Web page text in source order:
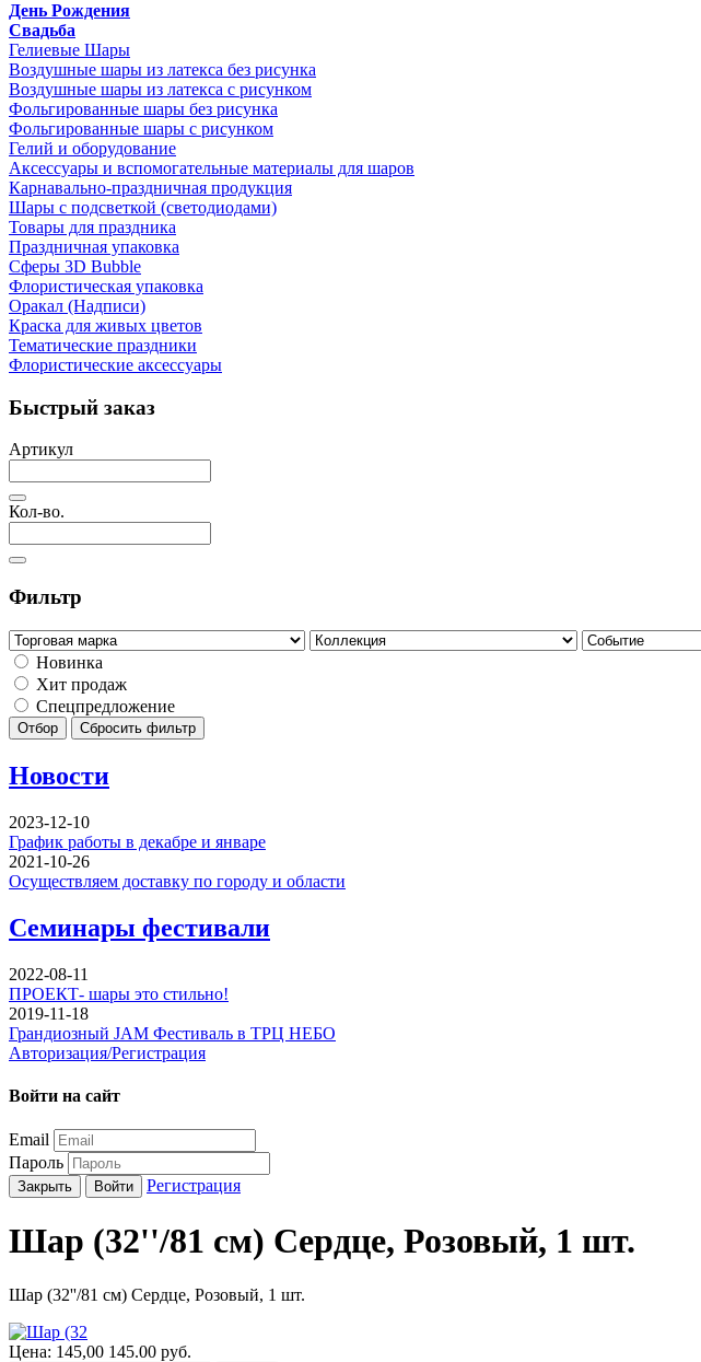
День Рождения
Свадьба
Гелиевые Шары
Воздушные шары из латекса без рисунка
Воздушные шары из латекса с рисунком
Фольгированные шары без рисунка
Фольгированные шары с рисунком
Гелий и оборудование
Аксессуары и вспомогательные материалы для шаров
Карнавально-праздничная продукция
Шары с подсветкой (светодиодами)
Товары для праздника
Праздничная упаковка
Сферы 3D Bubble
Флористическая упаковка
Оракал (Надписи)
Краска для живых цветов
Тематические праздники
Флористические аксессуары
Быстрый заказ
Артикул
Кол-во.
Фильтр
Новинка
Хит продаж
Спецпредложение
Отбор Сбросить фильтр
Новости
2023-12-10
График работы в декабре и январе
2021-10-26
Осуществляем доставку по городу и области
Семинары фестивали
2022-08-11
ПРОЕКТ- шары это стильно!
2019-11-18
Грандиозный JAM Фестиваль в ТРЦ НЕБО
Авторизация/Регистрация
Войти на сайт
Email
Пароль
Закрыть Войти Регистрация
Шар (32''/81 см) Сердце, Розовый, 1 шт.
Шар (32''/81 см) Сердце, Розовый, 1 шт.
Цена: 145,00 145.00 руб.